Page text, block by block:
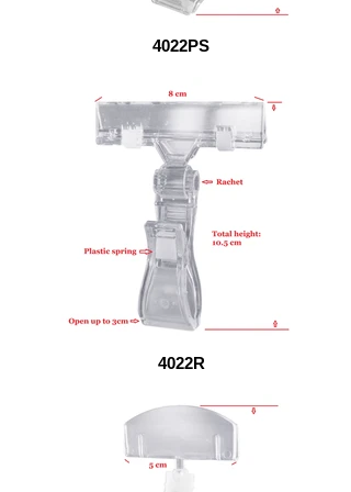
4022PS
4022R